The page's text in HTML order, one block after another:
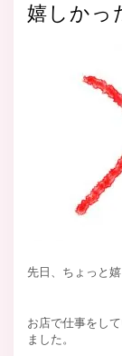
嬉しかっ
先日、ちょっと
お店で仕事をし
ました。